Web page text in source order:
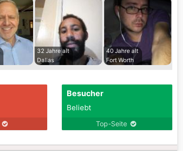
32 Jahre alt
Dallas
40 Jahre alt
Fort Worth
Besucher
Beliebt
Top-Seite